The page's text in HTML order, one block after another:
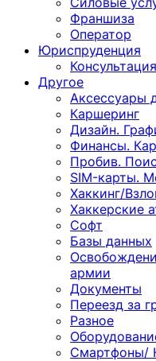
Франшиза
Оператор
Юриспруденция
Консультация
Другoе
Аксессуары
Каршеринг
Дизайн.
Финансы.
Пробив.
SIM-карты.
Хаккинг/
Хаккерские
Софт
Базы данных
армии
Документы
Переезд за
Разное
Смартфоны/